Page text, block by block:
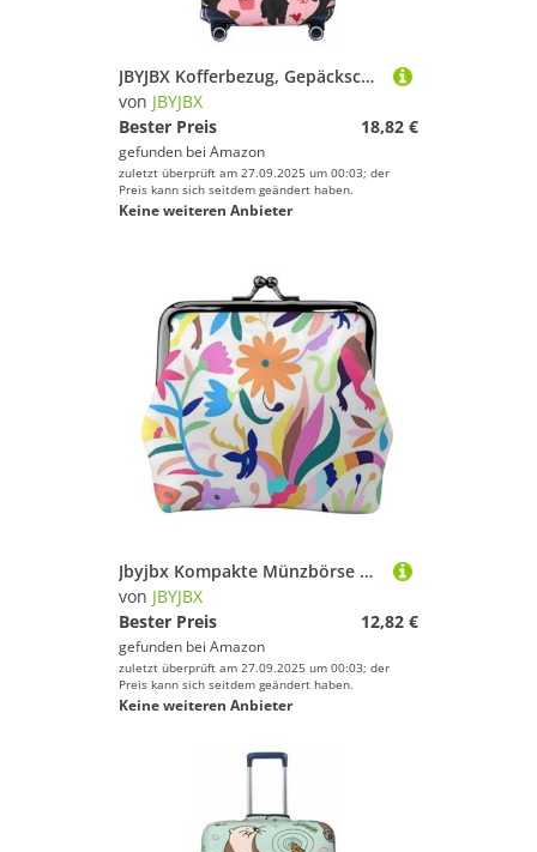
JBYJBX Kofferbezug, Gepäckschutz, waschbar, elastisch, modisch, Motiv: rote Pudel, Schwarz, X-Large
von JBYJBX
Bester Preis
18,82 €
gefunden bei Amazon
zuletzt überprüft am 27.09.2025 um 00:03; der
Preis kann sich seitdem geändert haben.
Keine weiteren Anbieter
Jbyjbx Kompakte Münzbörse mit mexikanischem Otomi-Tierdruck, niedlich, klein, mit Reißverschluss, mit Kussverschluss, für den täglichen Gebrauch und als Geschenk
von JBYJBX
Bester Preis
12,82 €
gefunden bei Amazon
zuletzt überprüft am 27.09.2025 um 00:03; der
Preis kann sich seitdem geändert haben.
Keine weiteren Anbieter